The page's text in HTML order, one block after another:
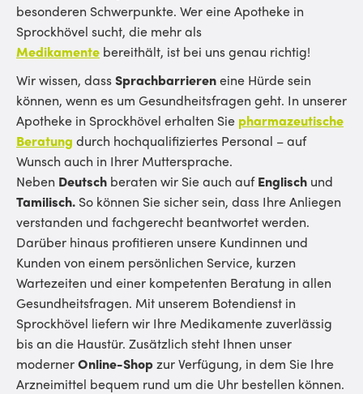
besonderen Schwerpunkte. Wer eine Apotheke in
Sprockhövel sucht, die mehr als
Medikamente bereithält, ist bei uns genau richtig!
Wir wissen, dassSprachbarriereneine Hürde sein
können, wenn es um Gesundheitsfragen geht. In unserer
Apotheke in Sprockhövel erhalten Sie pharmazeutische
Beratung durch hochqualifiziertes Personal – auf
Wunsch auch in Ihrer Muttersprache.
Neben Deutsch beraten wir Sie auch aufEnglisch und
Tamilisch. So können Sie sicher sein, dass Ihre Anliegen
verstanden und fachgerecht beantwortet werden.
Darüber hinaus profitieren unsere Kundinnen und
Kunden von einem persönlichen Service, kurzen
Wartezeiten und einer kompetenten Beratung in allen
Gesundheitsfragen. Mit unserem Botendienst in
Sprockhövel liefern wir Ihre Medikamente zuverlässig
bis an die Haustür. Zusätzlich steht Ihnen unser
modernerOnline-Shopzur Verfügung, in dem Sie Ihre
Arzneimittel bequem rund um die Uhr bestellen können.